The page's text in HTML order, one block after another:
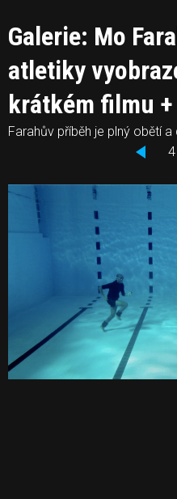
Galerie: Mo
atletiky
krátkém filmu +
Farahův příběh je plný obětí a